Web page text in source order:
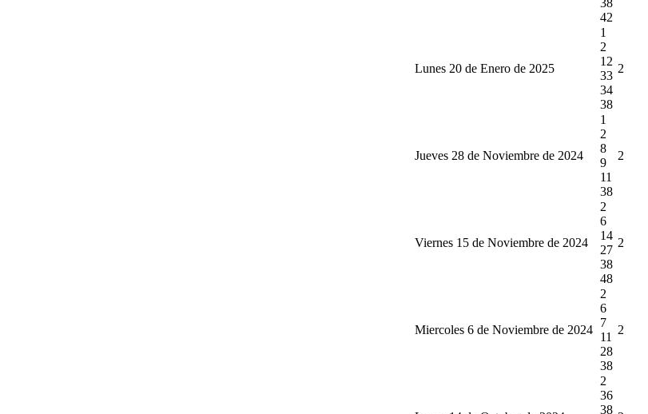
42
Lunes 20 de Enero de 2025
1
2
12
33
34
38
2
Jueves 28 de Noviembre de 2024
1
2
8
9
11
38
2
Viernes 15 de Noviembre de 2024
2
6
14
27
38
48
2
Miercoles 6 de Noviembre de 2024
2
6
7
11
28
38
2
2
36
38